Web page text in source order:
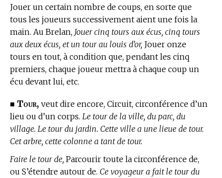
Jouer un certain nombre de coups, en sorte que
tous les joueurs successivement aient une fois la
main. Au Brelan, Jouer cinq tours aux écus, cinq tours
aux deux écus, et un tour au louis d’or, Jouer onze
tours en tout, à condition que, pendant les cinq
premiers, chaque joueur mettra à chaque coup un
écu devant lui, etc.
■ Tour, veut dire encore, Circuit, circonférence d’un
lieu ou d’un corps. Le tour de la ville, du parc, du
village. Le tour du jardin. Cette ville a une lieue de tour.
Cet arbre, cette colonne a tant de tour.
Faire le tour de, Parcourir toute la circonférence de,
ou S’étendre autour de. Ce voyageur a fait le tour du